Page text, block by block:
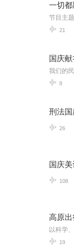
一切都
21
国庆
8
刑法国
26
国庆
108
高原
19